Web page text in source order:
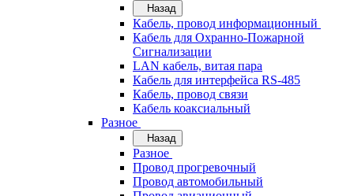
Назад
Кабель, провод информационный
Кабель для Охранно-Пожарной
Сигнализации
LAN кабель, витая пара
Кабель для интерфейса RS-485
Кабель, провод связи
Кабель коаксиальный
Разное
Назад
Разное
Провод прогревочный
Провод автомобильный